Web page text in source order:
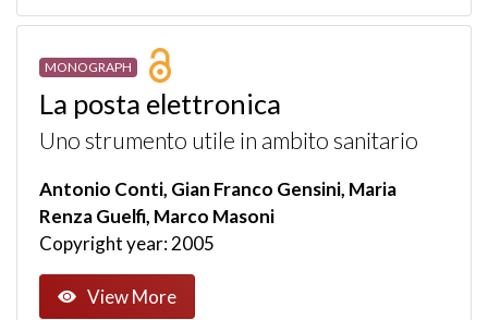
MONOGRAPH
La posta elettronica
Uno strumento utile in ambito sanitario
Antonio Conti, Gian Franco Gensini, Maria
Renza Guelfi, Marco Masoni
Copyright year: 2005
View More